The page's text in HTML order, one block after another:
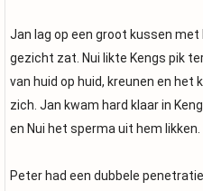
Jan lag op een groot kussen met
gezicht zat. Nui likte Kengs pik
van huid op huid, kreunen en het
zich. Jan kwam hard klaar in
en Nui het sperma uit hem likken.
Peter had een dubbele